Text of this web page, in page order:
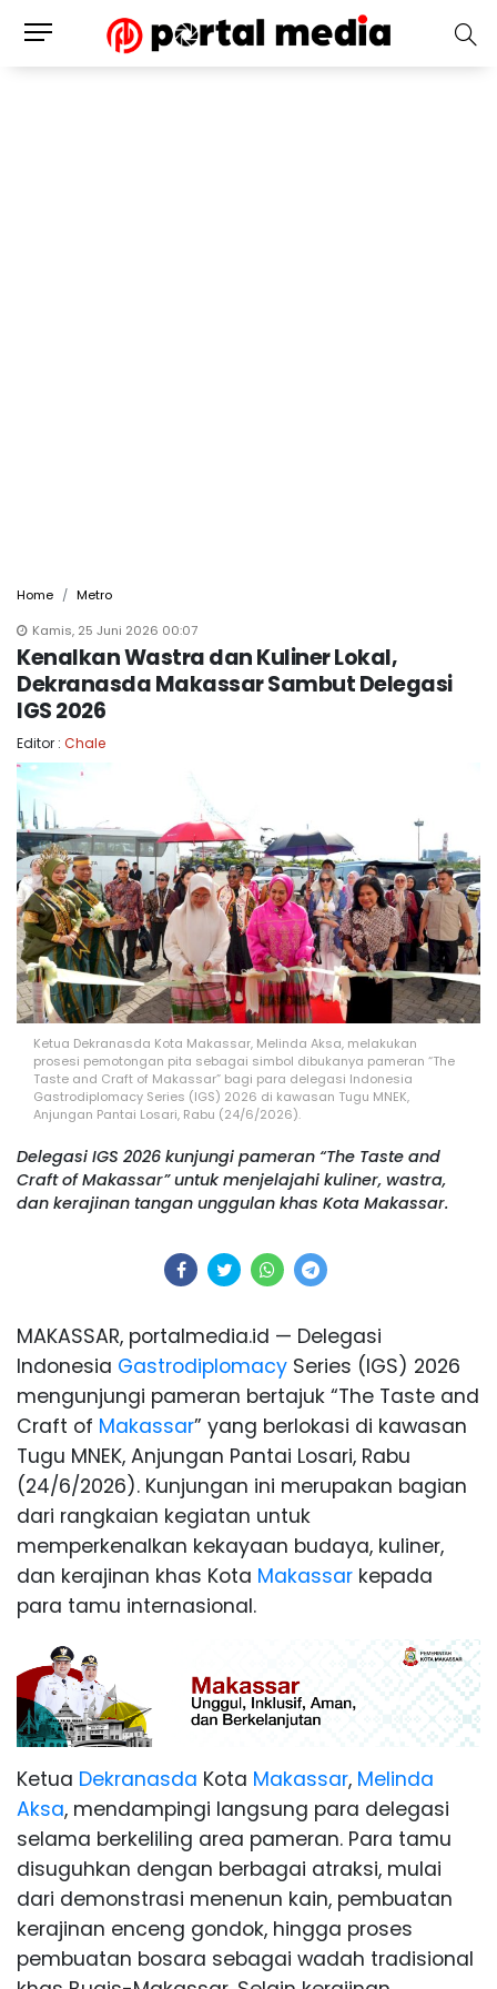
Home
Metro
Kamis, 25 Juni 2026 00:07
Kenalkan Wastra dan Kuliner Lokal,
Dekranasda Makassar Sambut Delegasi
IGS 2026
Editor : Chale
Ketua Dekranasda Kota Makassar, Melinda Aksa, melakukan
prosesi pemotongan pita sebagai simbol dibukanya pameran “The
Taste and Craft of Makassar” bagi para delegasi Indonesia
Gastrodiplomacy Series (IGS) 2026 di kawasan Tugu MNEK,
Anjungan Pantai Losari, Rabu (24/6/2026).
Delegasi IGS 2026 kunjungi pameran “The Taste and
Craft of Makassar” untuk menjelajahi kuliner, wastra,
dan kerajinan tangan unggulan khas Kota Makassar.
MAKASSAR, portalmedia.id — Delegasi
Indonesia Gastrodiplomacy Series (IGS) 2026
mengunjungi pameran bertajuk “The Taste and
Craft of Makassar” yang berlokasi di kawasan
Tugu MNEK, Anjungan Pantai Losari, Rabu
(24/6/2026). Kunjungan ini merupakan bagian
dari rangkaian kegiatan untuk
memperkenalkan kekayaan budaya, kuliner,
dan kerajinan khas Kota Makassar kepada
para tamu internasional.
Ketua Dekranasda Kota Makassar, Melinda
Aksa, mendampingi langsung para delegasi
selama berkeliling area pameran. Para tamu
disuguhkan dengan berbagai atraksi, mulai
dari demonstrasi menenun kain, pembuatan
kerajinan enceng gondok, hingga proses
pembuatan bosara sebagai wadah tradisional